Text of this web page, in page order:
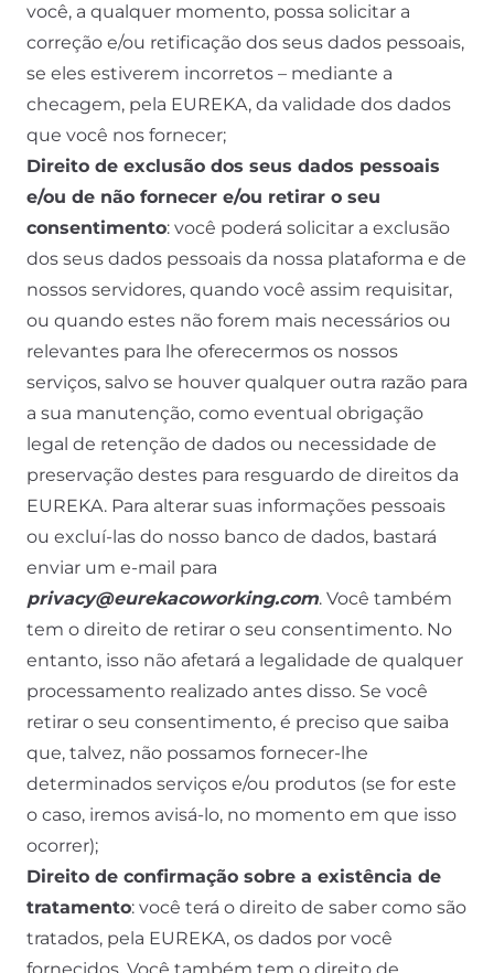
você, a qualquer momento, possa solicitar a
correção e/ou retificação dos seus dados pessoais,
se eles estiverem incorretos – mediante a
checagem, pela EUREKA, da validade dos dados
que você nos fornecer;
Direito de exclusão dos seus dados pessoais
e/ou de não fornecer e/ou retirar o seu
consentimento: você poderá solicitar a exclusão
dos seus dados pessoais da nossa plataforma e de
nossos servidores, quando você assim requisitar,
ou quando estes não forem mais necessários ou
relevantes para lhe oferecermos os nossos
serviços, salvo se houver qualquer outra razão para
a sua manutenção, como eventual obrigação
legal de retenção de dados ou necessidade de
preservação destes para resguardo de direitos da
EUREKA. Para alterar suas informações pessoais
ou excluí-las do nosso banco de dados, bastará
enviar um e-mail para
privacy@eurekacoworking.com. Você também
tem o direito de retirar o seu consentimento. No
entanto, isso não afetará a legalidade de qualquer
processamento realizado antes disso. Se você
retirar o seu consentimento, é preciso que saiba
que, talvez, não possamos fornecer-lhe
determinados serviços e/ou produtos (se for este
o caso, iremos avisá-lo, no momento em que isso
ocorrer);
Direito de confirmação sobre a existência de
tratamento: você terá o direito de saber como são
tratados, pela EUREKA, os dados por você